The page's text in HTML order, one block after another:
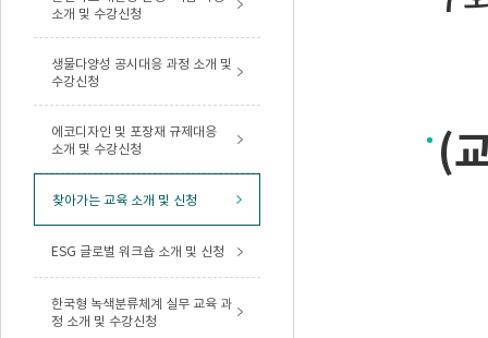
소개 및 수강신청
생물다양성 공시대응 과정 소개 및
수강신청
에코디자인 및 포장재 규제대응
소개 및 수강신청
찾아가는 교육 소개 및 신청
ESG 글로벌 워크숍 소개 및 신청
한국형 녹색분류체계 실무 교육 과
정 소개 및 수강신청
(